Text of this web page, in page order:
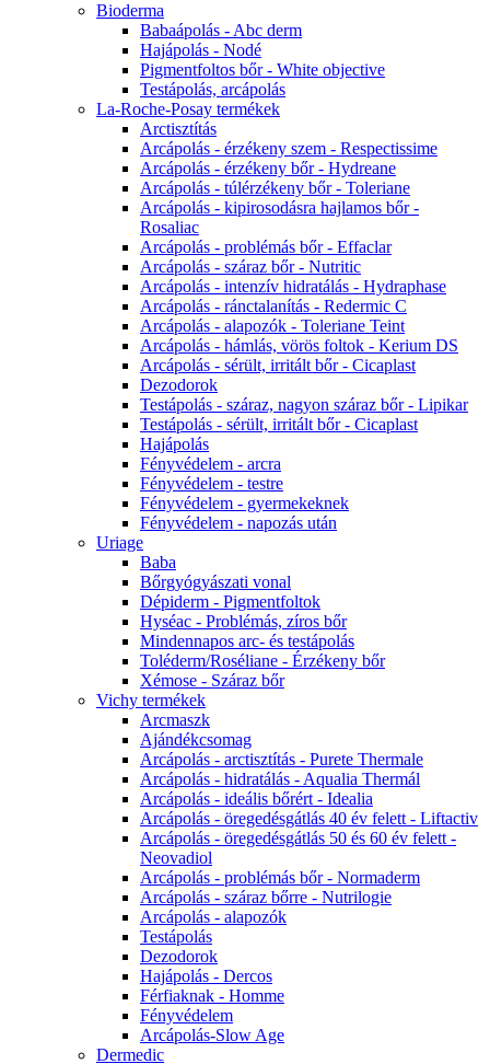
Bioderma
Babaápolás - Abc derm
Hajápolás - Nodé
Pigmentfoltos bőr - White objective
Testápolás, arcápolás
La-Roche-Posay termékek
Arctisztítás
Arcápolás - érzékeny szem - Respectissime
Arcápolás - érzékeny bőr - Hydreane
Arcápolás - túlérzékeny bőr - Toleriane
Arcápolás - kipirosodásra hajlamos bőr -
Rosaliac
Arcápolás - problémás bőr - Effaclar
Arcápolás - száraz bőr - Nutritic
Arcápolás - intenzív hidratálás - Hydraphase
Arcápolás - ránctalanítás - Redermic C
Arcápolás - alapozók - Toleriane Teint
Arcápolás - hámlás, vörös foltok - Kerium DS
Arcápolás - sérült, irritált bőr - Cicaplast
Dezodorok
Testápolás - száraz, nagyon száraz bőr - Lipikar
Testápolás - sérült, irritált bőr - Cicaplast
Hajápolás
Fényvédelem - arcra
Fényvédelem - testre
Fényvédelem - gyermekeknek
Fényvédelem - napozás után
Uriage
Baba
Bőrgyógyászati vonal
Dépiderm - Pigmentfoltok
Hyséac - Problémás, zíros bőr
Mindennapos arc- és testápolás
Toléderm/Roséliane - Érzékeny bőr
Xémose - Száraz bőr
Vichy termékek
Arcmaszk
Ajándékcsomag
Arcápolás - arctisztítás - Purete Thermale
Arcápolás - hidratálás - Aqualia Thermál
Arcápolás - ideális bőrért - Idealia
Arcápolás - öregedésgátlás 40 év felett - Liftactiv
Arcápolás - öregedésgátlás 50 és 60 év felett -
Neovadiol
Arcápolás - problémás bőr - Normaderm
Arcápolás - száraz bőrre - Nutrilogie
Arcápolás - alapozók
Testápolás
Dezodorok
Hajápolás - Dercos
Férfiaknak - Homme
Fényvédelem
Arcápolás-Slow Age
Dermedic